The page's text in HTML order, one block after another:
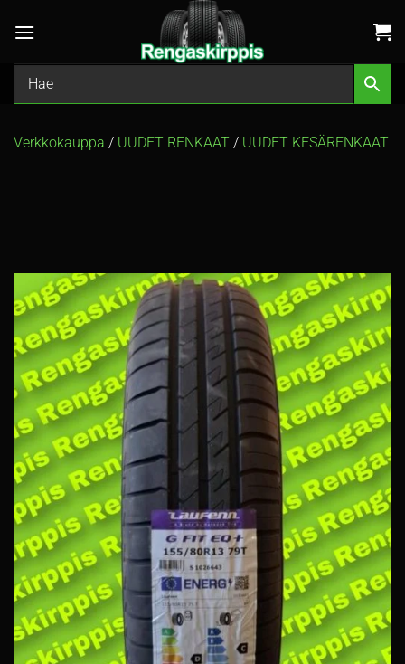
Verkkokauppa / UUDET RENKAAT / UUDET KESÄRENKAAT